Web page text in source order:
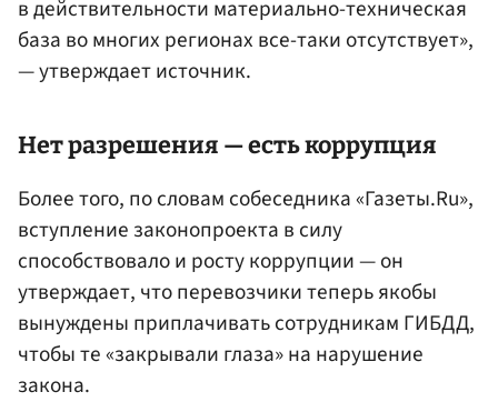
в действительности материально-техническая
база во многих регионах все-таки отсутствует»,
— утверждает источник.
Нет разрешения — есть коррупция
Более того, по словам собеседника «Газеты.Ru»,
вступление законопроекта в силу
способствовало и росту коррупции — он
утверждает, что перевозчики теперь якобы
вынуждены приплачивать сотрудникам ГИБДД,
чтобы те «закрывали глаза» на нарушение
закона.